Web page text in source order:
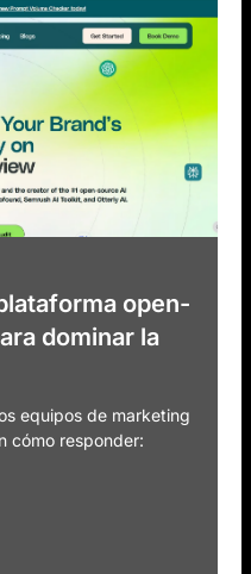
open-
dominar la
equipos de marketing
cómo responder: